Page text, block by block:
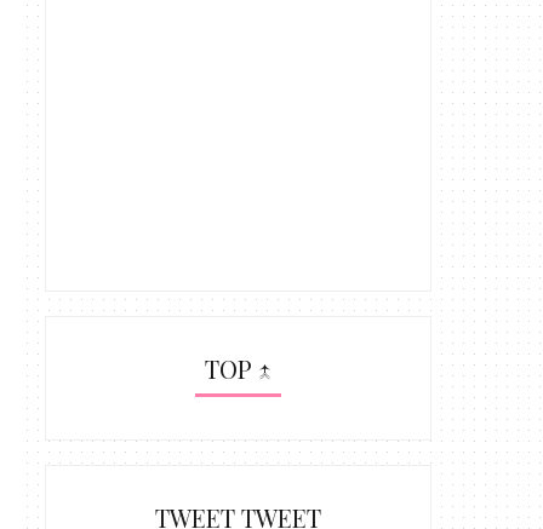
TOP ↑
TWEET TWEET